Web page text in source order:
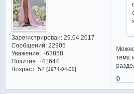
Зарегистрирован: 29.04.2017
Сообщений:22905
Уважение: +63858
Позитив: +41644
Возраст:52 [1974-04-30]
тему,
0